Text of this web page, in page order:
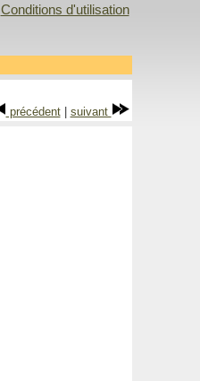
Conditions d'utilisation
précédent| suivant